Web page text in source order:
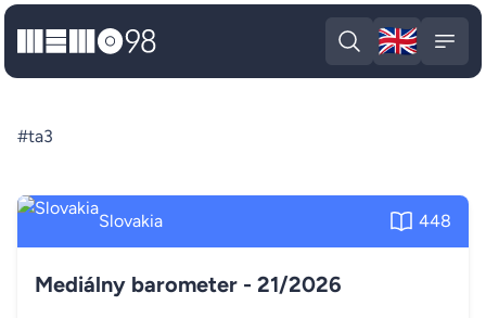
MEMO98
Open search
🇬🇧
#ta3
Slovakia 448
Mediálny barometer - 21/2026